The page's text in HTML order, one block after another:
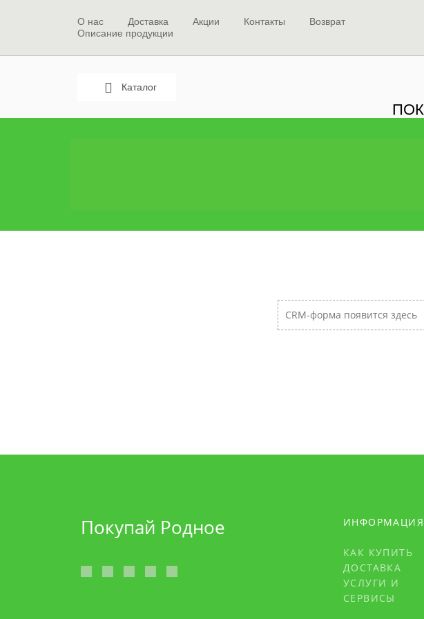
О нас Доставка Акции Контакты
Возврат
Описание продукции
Каталог
CRM-форма появится здесь
Покупай Родное ИНФОРМАЦИЯ
КАК КУПИТЬ
ДОСТАВКА
УСЛУГИ И
СЕРВИСЫ